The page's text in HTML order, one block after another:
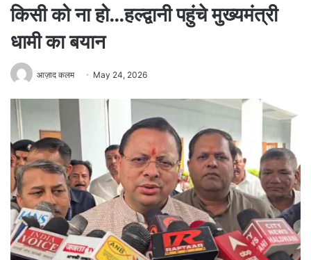
किसी को ना हो…हल्द्वानी पहुंचे मुख्यमंत्री
धामी का बयान
आज़ाद कलम May 24, 2026